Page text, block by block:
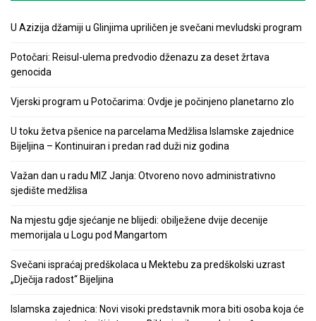
U Azizija džamiji u Glinjima upriličen je svečani mevludski program
Potočari: Reisul-ulema predvodio dženazu za deset žrtava
genocida
Vjerski program u Potočarima: Ovdje je počinjeno planetarno zlo
U toku žetva pšenice na parcelama Medžlisa Islamske zajednice
Bijeljina – Kontinuiran i predan rad duži niz godina
Važan dan u radu MIZ Janja: Otvoreno novo administrativno
sjedište medžlisa
Na mjestu gdje sjećanje ne blijedi: obilježene dvije decenije
memorijala u Logu pod Mangartom
Svečani ispraćaj predškolaca u Mektebu za predškolski uzrast
„Dječija radost“ Bijeljina
Islamska zajednica: Novi visoki predstavnik mora biti osoba koja će